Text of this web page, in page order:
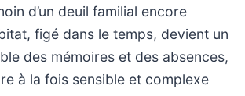
d’un deuil familial encore
figé dans le temps, devient un
des mémoires et des absences,
à la fois sensible et complexe